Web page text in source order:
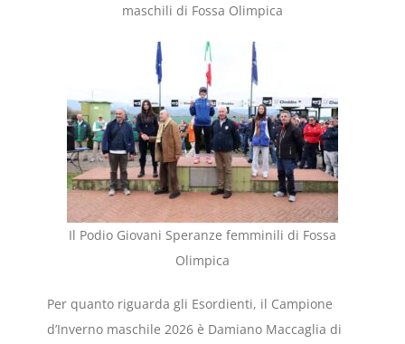
maschili di Fossa Olimpica
Il Podio Giovani Speranze femminili di Fossa
Olimpica
Per quanto riguarda gli Esordienti, il Campione
d’Inverno maschile 2026 è Damiano Maccaglia di